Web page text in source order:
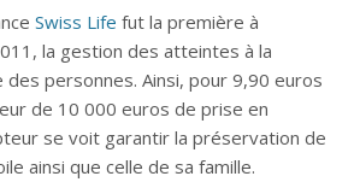
Swiss Life fut la première à
la gestion des atteintes à la
personnes. Ainsi, pour 9,90 euros
de 10 000 euros de prise en
se voit garantir la préservation de
ainsi que celle de sa famille.